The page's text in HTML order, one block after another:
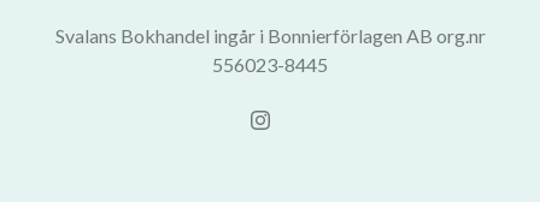
Svalans Bokhandel ingår i Bonnierförlagen AB org.nr
556023-8445